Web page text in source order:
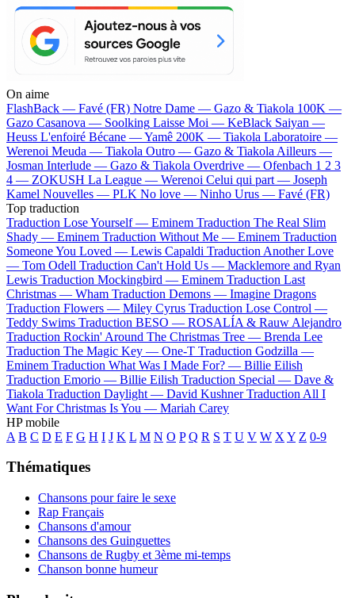
On aime
FlashBack — Favé (FR) Notre Dame — Gazo & Tiakola 100K —
Gazo Casanova — Soolking Laisse Moi — KeBlack Saiyan —
Heuss L'enfoiré Bécane —Yamê 200K — Tiakola Laboratoire —
Werenoi Meuda — Tiakola Outro — Gazo & Tiakola Ailleurs —
Josman Interlude — Gazo & Tiakola Overdrive — Ofenbach 1 2 3
4 — ZOKUSH La League — Werenoi Celui qui part — Joseph
Kamel Nouvelles — PLK No love — Ninho Urus — Favé (FR)
Top traduction
Traduction Lose Yourself — Eminem Traduction The Real Slim
Shady — Eminem Traduction Without Me — Eminem Traduction
Someone You Loved — Lewis Capaldi Traduction Another Love
— Tom Odell Traduction Can't Hold Us — Macklemore and Ryan
Lewis Traduction Mockingbird — Eminem Traduction Last
Christmas — Wham Traduction Demons — Imagine Dragons
Traduction Flowers — Miley Cyrus Traduction Lose Control —
Teddy Swims Traduction BESO — ROSALÍA & Rauw Alejandro
Traduction Rockin' Around The Christmas Tree — Brenda Lee
Traduction The Magic Key — One-T Traduction Godzilla —
Eminem Traduction What Was I Made For? — Billie Eilish
Traduction Emorio — Billie Eilish Traduction Special — Dave &
Tiakola Traduction Daylight — David Kushner Traduction All I
Want For Christmas Is You — Mariah Carey
HP mobile
A B C D E F G H I J K L M N O P Q R S T U V W X Y Z 0-9
Thématiques
Chansons pour faire le sexe
Rap Français
Chansons d'amour
Chansons des Guinguettes
Chansons de Rugby et 3ème mi-temps
Chanson bonne humeur